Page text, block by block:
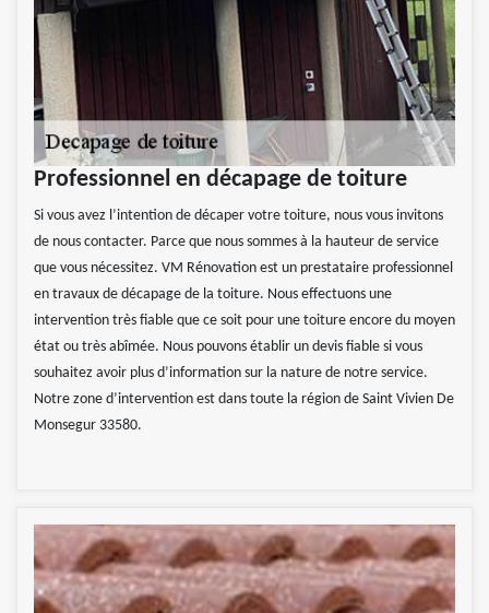
Professionnel en décapage de toiture
Si vous avez l’intention de décaper votre toiture, nous vous invitons
de nous contacter. Parce que nous sommes à la hauteur de service
que vous nécessitez. VM Rénovation est un prestataire professionnel
en travaux de décapage de la toiture. Nous effectuons une
intervention très fiable que ce soit pour une toiture encore du moyen
état ou très abîmée. Nous pouvons établir un devis fiable si vous
souhaitez avoir plus d’information sur la nature de notre service.
Notre zone d’intervention est dans toute la région de Saint Vivien De
Monsegur 33580.